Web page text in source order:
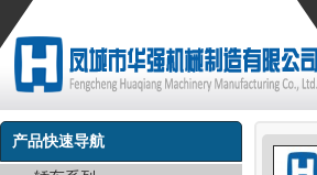
产品快速导航